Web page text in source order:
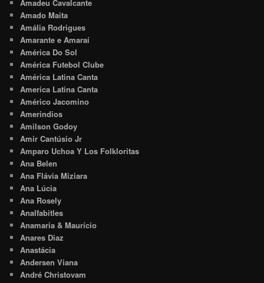
Amadeu Cavalcante
Amado Maita
Amália Rodrigues
Amarante e Amaraí
América Do Sol
América Futebol Clube
América Latina Canta
America Latina Canta
Américo Jacomino
Amerindios
Amilson Godoy
Amir Cantúsio Jr
Amparo Uchoa Y Los Folkloritas
Ana Belen
Ana Flávia Miziara
Ana Lúcia
Ana Rosely
Analfabitles
Anamaria & Maurício
Anares Diaz
Anastácia
Andersen Viana
André Christovam